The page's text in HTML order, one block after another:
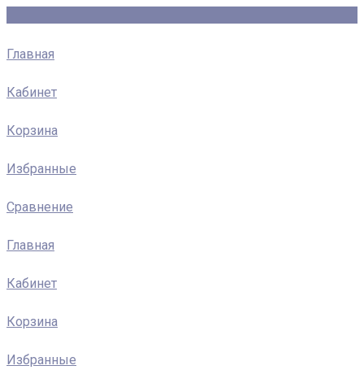
Главная
Кабинет
Корзина
Избранные
Сравнение
Главная
Кабинет
Корзина
Избранные